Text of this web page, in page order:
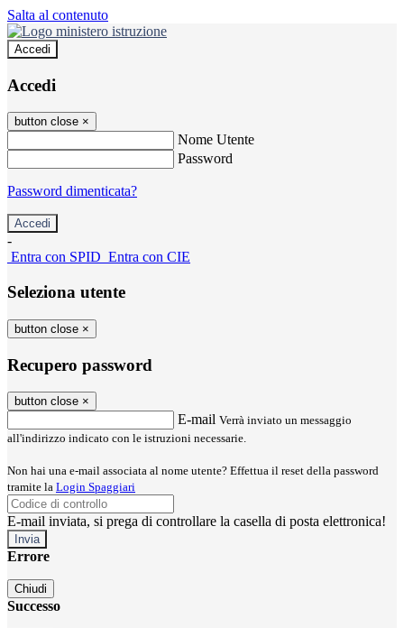
Salta al contenuto
Accedi
Accedi
button close ×
Nome Utente
Password
Password dimenticata?
-
Entra con SPID Entra con CIE
Seleziona utente
button close ×
Recupero password
button close ×
E-mail Verrà inviato un messaggio
all'indirizzo indicato con le istruzioni necessarie.
Non hai una e-mail associata al nome utente? Effettua il reset della password
tramite la Login Spaggiari
E-mail inviata, si prega di controllare la casella di posta elettronica!
Errore
Chiudi
Successo